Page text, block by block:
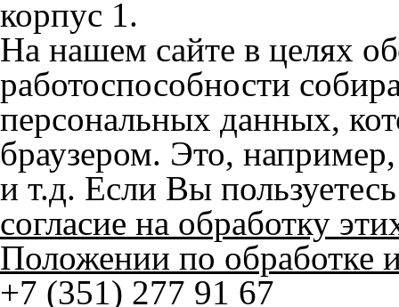
работоспособности
персональных данных,
браузером. Это,
и т.д. Если Вы
согласие на обработку
Положении по обработке
+7 (351) 277 91 67